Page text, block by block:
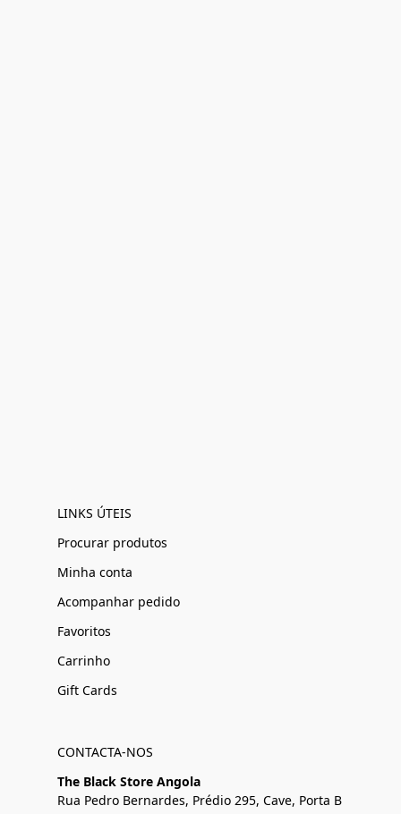
LINKS ÚTEIS
Procurar produtos
Minha conta
Acompanhar pedido
Favoritos
Carrinho
Gift Cards
CONTACTA-NOS
The Black Store Angola
Rua Pedro Bernardes, Prédio 295, Cave, Porta B